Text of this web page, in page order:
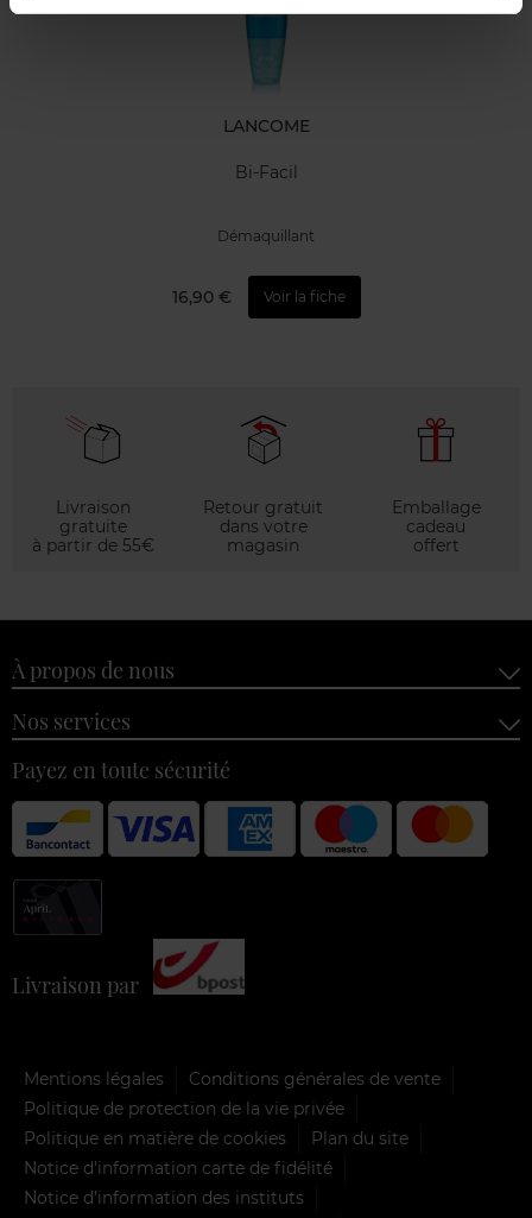
LANCOME
Bi-Facil
Démaquillant
16,90 € Voir la fiche
Livraison
gratuite
à partir de 55€
Retour gratuit
dans votre
magasin
Emballage
cadeau
offert
À propos de nous
Nos services
Payez en toute sécurité
Livraison par
Mentions légales
Conditions générales de vente
Politique de protection de la vie privée
Politique en matière de cookies
Plan du site
Notice d'information carte de fidélité
Notice d’information des instituts